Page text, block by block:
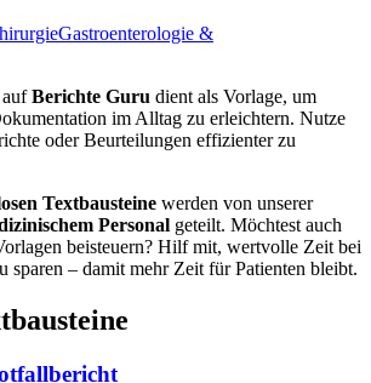
Gastroenterologie &
aufBerichte Guru dient als Vorlage, um
im Alltag zu erleichtern. Nutze
oder Beurteilungen effizienter zu
Textbausteine werden von unserer
Personal geteilt. Möchtest auch
beisteuern? Hilf mit, wertvolle Zeit bei
sparen – damit mehr Zeit für Patienten bleibt.